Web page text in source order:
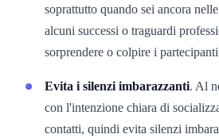
soprattutto quando sei ancora
alcuni successi o traguardi
sorprendere o colpire i
Evita i silenzi imbarazzanti. Al
con l'intenzione chiara di
contatti, quindi evita silenzi